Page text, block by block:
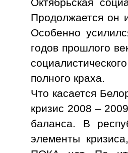
Продолжается он
Особенно
годов прошлого
полного краха.
Что касается
кризис 2008 –
баланса. В
элементы